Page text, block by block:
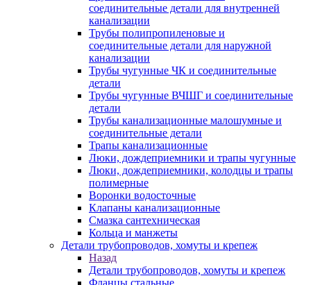
соединительные детали для внутренней
канализации
Трубы полипропиленовые и
соединительные детали для наружной
канализации
Трубы чугунные ЧК и соединительные
детали
Трубы чугунные ВЧШГ и соединительные
детали
Трубы канализационные малошумные и
соединительные детали
Трапы канализационные
Люки, дождеприемники и трапы чугунные
Люки, дождеприемники, колодцы и трапы
полимерные
Воронки водосточные
Клапаны канализационные
Смазка сантехническая
Кольца и манжеты
Детали трубопроводов, хомуты и крепеж
Назад
Детали трубопроводов, хомуты и крепеж
Фланцы стальные